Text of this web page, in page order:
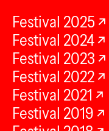
Festival 2025
Festival 2024
Festival 2023
Festival 2022
Festival 2021
Festival 2019